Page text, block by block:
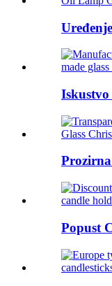
Iskustvo
Popust